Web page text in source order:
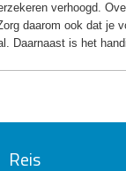
verhoogd.
daarom ook dat je
Daarnaast is het
Reis